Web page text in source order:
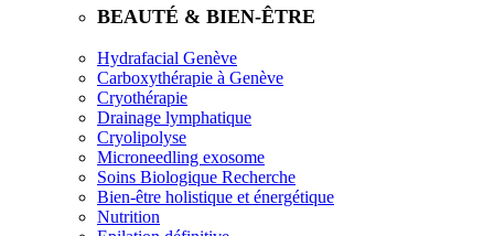
BEAUTÉ & BIEN-ÊTRE
Hydrafacial Genève
Carboxythérapie à Genève
Cryothérapie
Drainage lymphatique
Cryolipolyse
Microneedling exosome
Soins Biologique Recherche
Bien-être holistique et énergétique
Nutrition